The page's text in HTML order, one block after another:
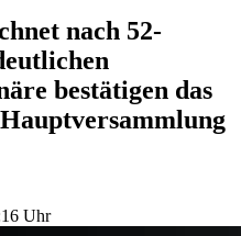
nach 52-
bestätigen das
Uhr